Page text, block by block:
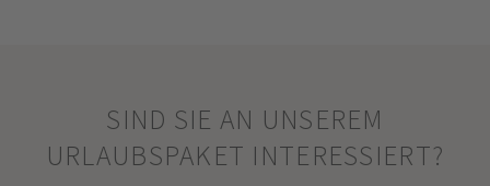
SIND SIE AN UNSEREM
URLAUBSPAKET INTERESSIERT?